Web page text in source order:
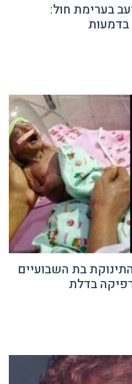
בערימת חול:
בת השבועיים
בדלת